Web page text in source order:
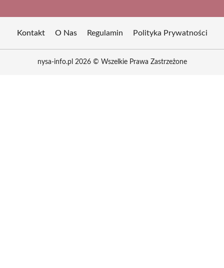
Kontakt O Nas Regulamin Polityka Prywatności
nysa-info.pl 2026 © Wszelkie Prawa Zastrzeżone